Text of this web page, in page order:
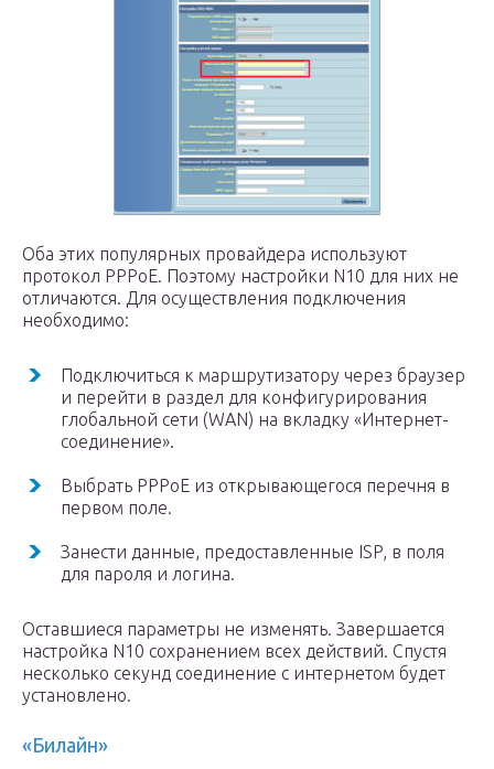
Оба этих популярных провайдера используют
протокол РРРоЕ. Поэтому настройки N10 для них не
отличаются. Для осуществления подключения
необходимо:
Подключиться к маршрутизатору через браузер
и перейти в раздел для конфигурирования
глобальной сети (WAN) на вкладку «Интернет-
соединение».
Выбрать PPPoE из открывающегося перечня в
первом поле.
Занести данные, предоставленные ISP, в поля
для пароля и логина.
Оставшиеся параметры не изменять. Завершается
настройка N10 сохранением всех действий. Спустя
несколько секунд соединение с интернетом будет
установлено.
«Билайн»